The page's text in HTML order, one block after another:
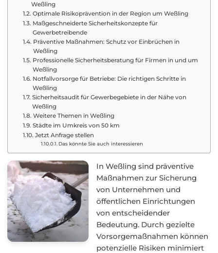
Weßling
Optimale Risikoprävention in der Region um Weßling
Maßgeschneiderte Sicherheitskonzepte für
Gewerbetreibende
Präventive Maßnahmen: Schutz vor Einbrüchen in
Weßling
Professionelle Sicherheitsberatung für Firmen in und um
Weßling
Notfallvorsorge für Betriebe: Die richtigen Schritte in
Weßling
Sicherheitsaudit für Gewerbegebiete in der Nähe von
Weßling
Weitere Themen in Weßling
Städte im Umkreis von 50 km
Jetzt Anfrage stellen
Das könnte Sie auch interessieren
In Weßling sind präventive
Maßnahmen zur Sicherung
von Unternehmen und
öffentlichen Einrichtungen
von entscheidender
Bedeutung. Durch gezielte
Vorsorgemaßnahmen können
potenzielle Risiken minimiert